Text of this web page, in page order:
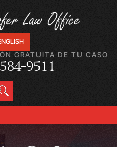
GRATUITA DE TU CASO
9511